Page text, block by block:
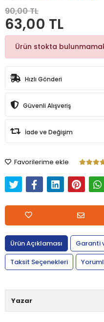
90,00 TL
63,00 TL
Ürün stokta
Hızlı Gönderi
Güvenli Alışveriş
İade ve Değişim
Favorilerime ekle
Ürün Açıklaması
Garanti
Taksit Seçenekleri
Yazar